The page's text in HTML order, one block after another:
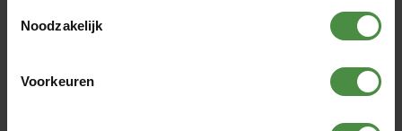
Noodzakelijk
Voorkeuren
Onderlegger | 85 x 90 cm | witte